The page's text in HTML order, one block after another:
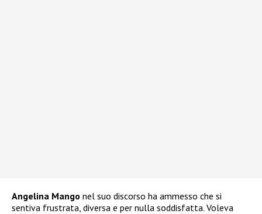
Angelina Mango nel suo discorso ha ammesso che si
sentiva frustrata, diversa e per nulla soddisfatta. Voleva